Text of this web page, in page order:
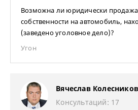
Возможна ли юридически
собственности на автомобиль,
(заведено уголовное дело)?
Угон
Вячеслав Колесников
Консультаций: 17